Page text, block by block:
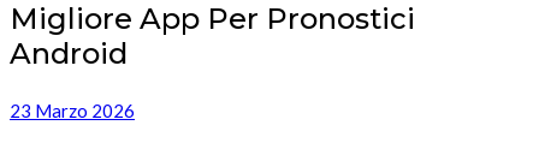
Migliore App Per Pronostici
Android
23 Marzo 2026